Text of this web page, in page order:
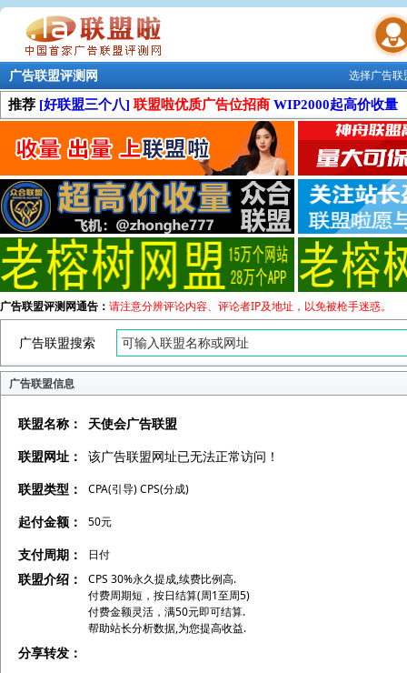
联盟学院
选择广告
广告联盟评测网
推荐 [好联盟三个八] 联盟啦优质广告位招商 WIP2000起高价收量
广告联盟评测网通告： 请注意分辨评论内容、评论者IP及地址，以免被枪手迷惑。
广告联盟搜索
广告联盟信息
联盟名称：
天使会广告联盟
联盟网址：
该广告联盟网址已无法正常访问！
联盟类型：
CPA(引导) CPS(分成)
起付金额： 50元
支付周期： 日付
联盟介绍：
CPS 30%永久提成,续费比例高.
付费周期短，按日结算(周1至周5)
付费金额灵活，满50元即可结算.
帮助站长分析数据,为您提高收益.
分享转发：